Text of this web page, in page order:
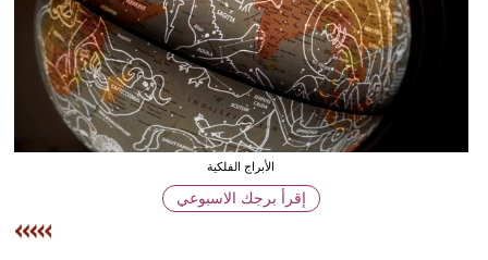
أخبار
إعلام
أزياء
الأبراج الفلكية
إقرأ برجك الاسبوعي